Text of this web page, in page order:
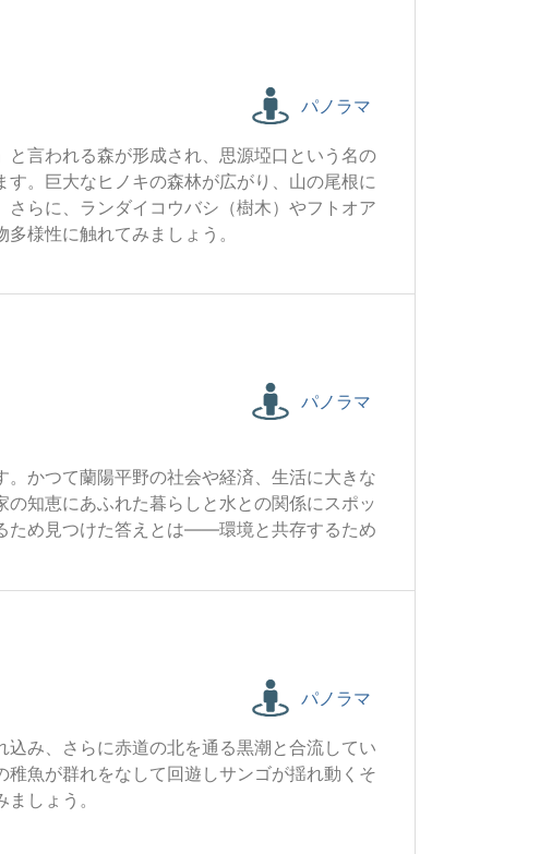
パノラマ
言われる森が形成され、思源埡口という名の
。巨大なヒノキの森林が広がり、山の尾根に
らに、ランダイコウバシ（樹木）やフトオア
様性に触れてみましょう。
パノラマ
かつて蘭陽平野の社会や経済、生活に大きな
知恵にあふれた暮らしと水との関係にスポッ
ため見つけた答えとは――環境と共存するため
パノラマ
み、さらに赤道の北を通る黒潮と合流してい
魚が群れをなして回遊しサンゴが揺れ動くそ
しょう。